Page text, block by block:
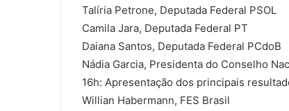
Talíria Petrone, Deputada Federal PSOL
Camila Jara, Deputada Federal PT
Daiana Santos, Deputada Federal PCdoB
Nádia Garcia, Presidenta do Conselho
16h: Apresentação dos principais
Willian Habermann, FES Brasil